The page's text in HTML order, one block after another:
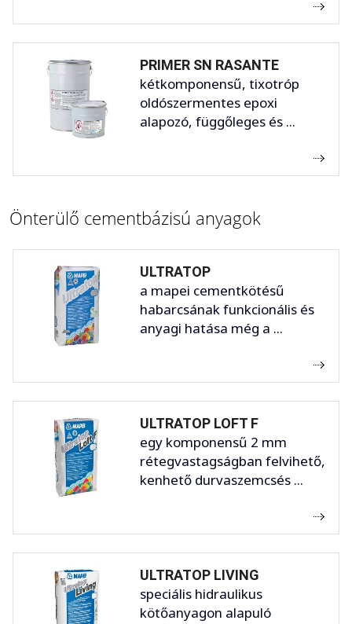
PRIMER SN RASANTE
kétkomponensű, tixotróp
oldószermentes epoxi
alapozó, függőleges és ...
Önterülő cementbázisú anyagok
ULTRATOP
a mapei cementkötésű
habarcsának funkcionális és
anyagi hatása még a ...
ULTRATOP LOFT F
egy komponensű 2 mm
rétegvastagságban felvihető,
kenhető durvaszemcsés ...
ULTRATOP LIVING
speciális hidraulikus
kötőanyagon alapuló